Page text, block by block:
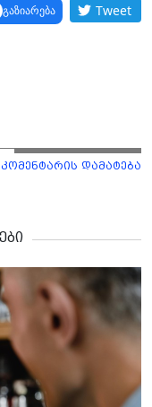
გაზიარება Tweet
კომენტარის დამატება